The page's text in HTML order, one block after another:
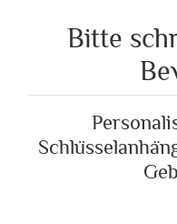
Bitte